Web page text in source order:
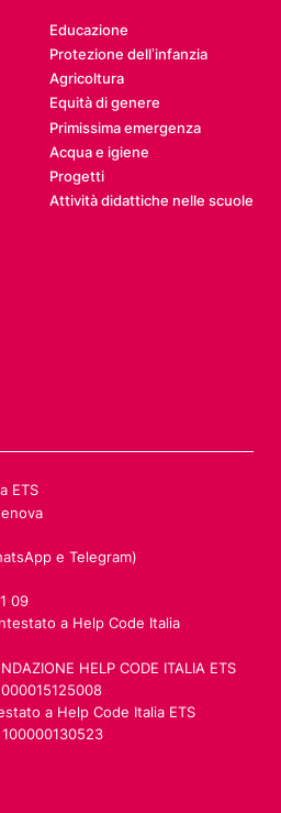
Educazione
Protezione dell’infanzia
Agricoltura
Equità di genere
Primissima emergenza
Acqua e igiene
Progetti
Attività didattiche nelle scuole
ETS
e Telegram)
09
a Help Code Italia
HELP CODE ITALIA ETS
a Help Code Italia ETS